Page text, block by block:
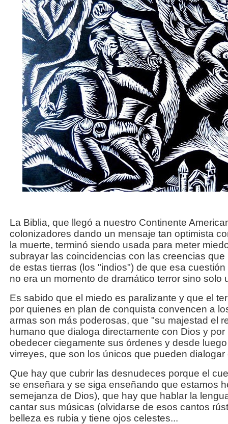
La Biblia, que llegó a nuestro Continente
colonizadores dando un mensaje tan optimista
la muerte, terminó siendo usada para meter
subrayar las coincidencias con las creencias
de estas tierras (los "indios") de que esa
no era un momento de dramático terror sino solo
Es sabido que el miedo es paralizante y que el
por quienes en plan de conquista convencen a
armas son más poderosas, que "su majestad el
humano que dialoga directamente con Dios y
obedecer ciegamente sus órdenes y desde
virreyes, que son los únicos que pueden dialogar
Que hay que cubrir las desnudeces porque el
se enseñara y se siga enseñando que estamos
semejanza de Dios), que hay que hablar la
cantar sus músicas (olvidarse de esos cantos
belleza es rubia y tiene ojos celestes...